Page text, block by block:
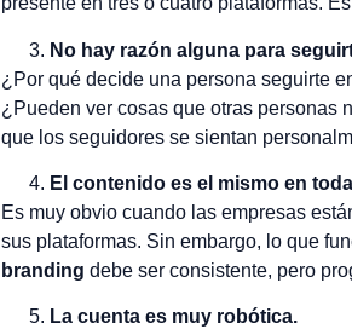
No hay razón alguna para
¿Por qué decide una persona seguirte
¿Pueden ver cosas que otras personas
que los seguidores se sientan
El contenido es el mismo en
Es muy obvio cuando las empresas
sus plataformas. Sin embargo, lo que
branding debe ser consistente, pero
La cuenta es muy robótica.